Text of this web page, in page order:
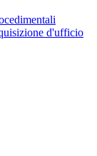
d'ufficio